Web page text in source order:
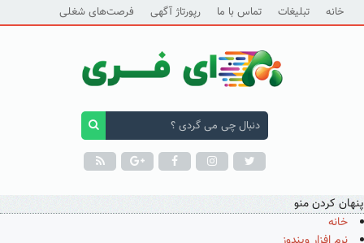
خانه تبلیغات تماس با ما رپورتاژ آگهی فرصت‌های شغلی
پنهان کردن منو
خانه